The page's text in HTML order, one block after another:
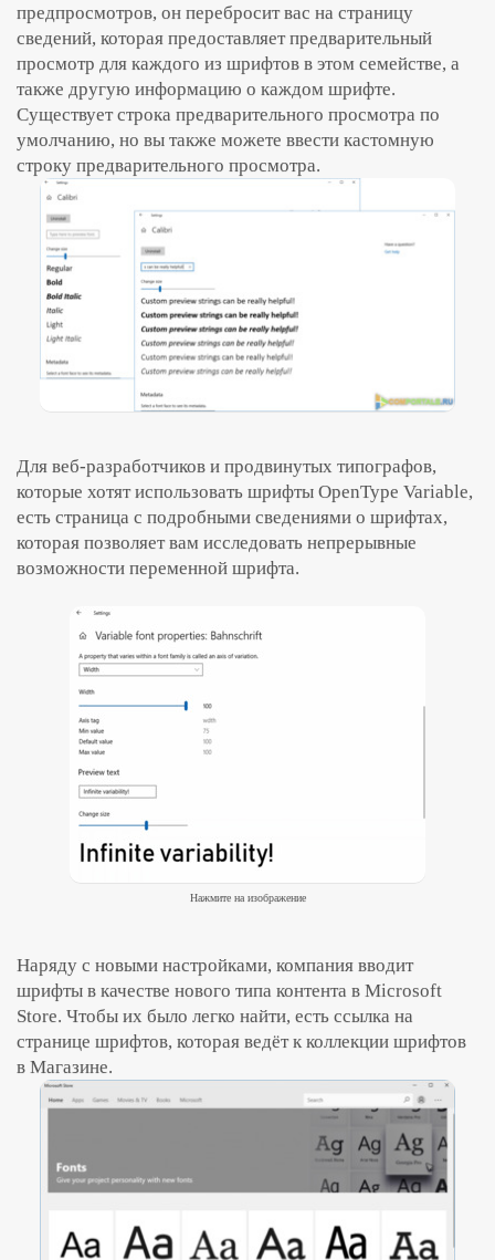
предпросмотров, он перебросит вас на страницу
сведений, которая предоставляет предварительный
просмотр для каждого из шрифтов в этом семействе, а
также другую информацию о каждом шрифте.
Существует строка предварительного просмотра по
умолчанию, но вы также можете ввести кастомную
строку предварительного просмотра.
Для веб-разработчиков и продвинутых типографов,
которые хотят использовать шрифты OpenType Variable,
есть страница с подробными сведениями о шрифтах,
которая позволяет вам исследовать непрерывные
возможности переменной шрифта.
Нажмите на изображение
Наряду с новыми настройками, компания вводит
шрифты в качестве нового типа контента в Microsoft
Store. Чтобы их было легко найти, есть ссылка на
странице шрифтов, которая ведёт к коллекции шрифтов
в Магазине.